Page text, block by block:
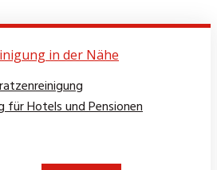
Hotels und Pensionen